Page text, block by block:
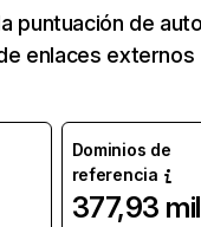
puntuación de
enlaces externos
Dominios de
referencia
377,93 mil